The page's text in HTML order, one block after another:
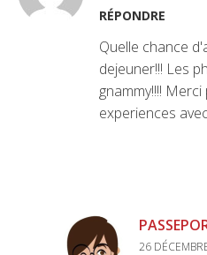
RÉPONDRE
Quelle chance
dejeuner!!! Les
gnammy!!!!
experiences
26